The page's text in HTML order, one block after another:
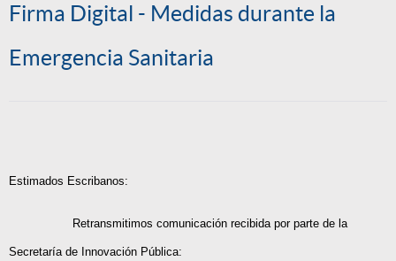
Firma Digital - Medidas durante la
Emergencia Sanitaria
Estimados Escribanos:
Retransmitimos comunicación recibida por parte de la
Secretaría de Innovación Pública: